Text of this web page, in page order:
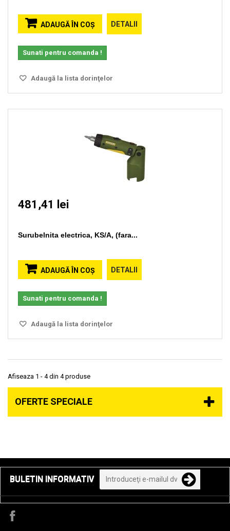
ADAUGĂ ÎN COŞ DETALII
Sunati pentru comanda !
Adaugă la lista dorinţelor
481,41 lei
Surubelnita electrica, KS/A, (fara...
ADAUGĂ ÎN COŞ DETALII
Sunati pentru comanda !
Adaugă la lista dorinţelor
Afiseaza 1 - 4 din 4 produse
OFERTE SPECIALE
BULETIN INFORMATIV